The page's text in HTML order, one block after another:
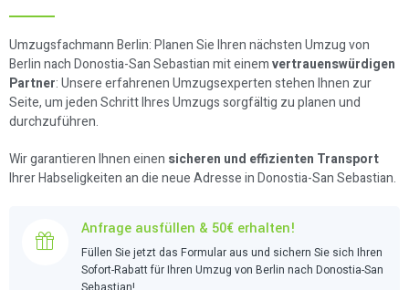
Umzugsfachmann Berlin: Planen Sie Ihren nächsten Umzug von
Berlin nach Donostia-San Sebastian mit einemvertrauenswürdigen
Partner: Unsere erfahrenen Umzugsexperten stehen Ihnen zur
Seite, um jeden Schritt Ihres Umzugs sorgfältig zu planen und
durchzuführen.
Wir garantieren Ihnen einen sicheren und effizienten Transport
Ihrer Habseligkeiten an die neue Adresse in Donostia-San Sebastian.
Anfrage ausfüllen & 50€ erhalten!
Füllen Sie jetzt das Formular aus und sichern Sie sich Ihren
Sofort-Rabatt für Ihren Umzug von Berlin nach Donostia-San